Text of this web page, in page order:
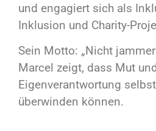
und engagiert sich als
Inklusion und Charity-
Sein Motto: „Nicht
Marcel zeigt, dass Mut
Eigenverantwortung
überwinden können.